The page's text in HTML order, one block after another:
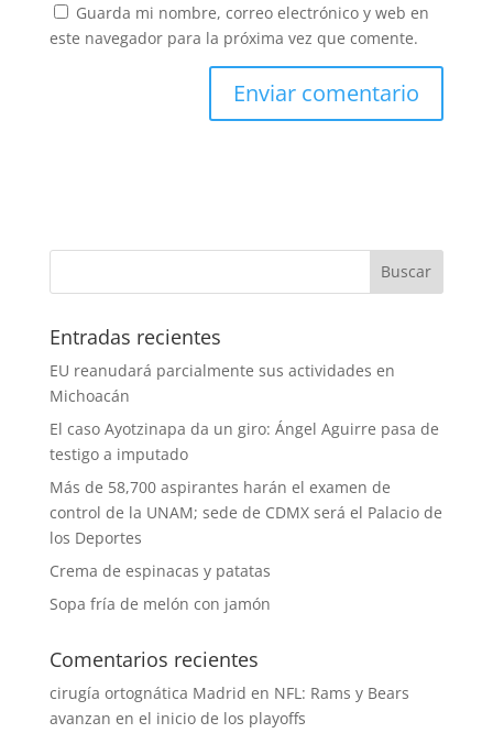
Guarda mi nombre, correo electrónico y web en
este navegador para la próxima vez que comente.
Entradas recientes
EU reanudará parcialmente sus actividades en
Michoacán
El caso Ayotzinapa da un giro: Ángel Aguirre pasa de
testigo a imputado
Más de 58,700 aspirantes harán el examen de
control de la UNAM; sede de CDMX será el Palacio de
los Deportes
Crema de espinacas y patatas
Sopa fría de melón con jamón
Comentarios recientes
cirugía ortognática Madrid en NFL: Rams y Bears
avanzan en el inicio de los playoffs